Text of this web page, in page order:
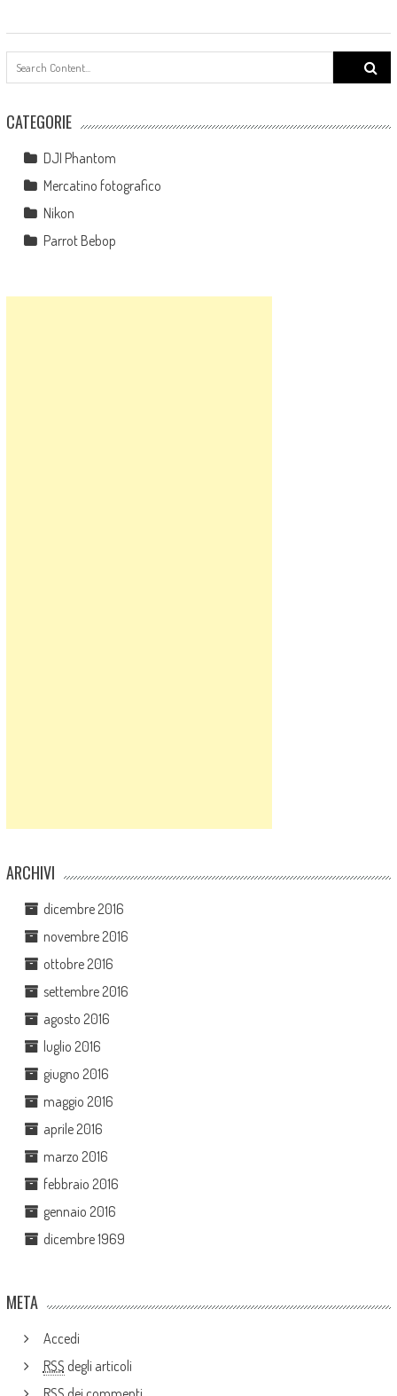
Search
for:
CATEGORIE
DJI Phantom
Mercatino fotografico
Nikon
Parrot Bebop
ARCHIVI
dicembre 2016
novembre 2016
ottobre 2016
settembre 2016
agosto 2016
luglio 2016
giugno 2016
maggio 2016
aprile 2016
marzo 2016
febbraio 2016
gennaio 2016
dicembre 1969
META
Accedi
RSS degli articoli